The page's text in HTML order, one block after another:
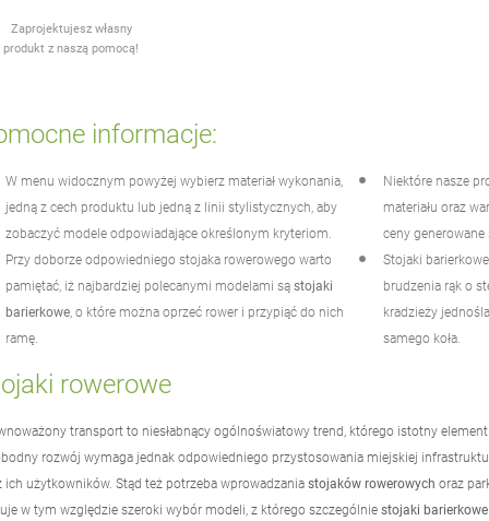
Zaprojektujesz własny
produkt z naszą pomocą!
informacje:
W menu widocznym powyżej wybierz materiał wykonania,
jedną z cech produktu lub jedną z linii stylistycznych, aby
zobaczyć modele odpowiadające określonym kryteriom.
Niektóre nasze
materiału oraz
ceny
Przy doborze odpowiedniego stojaka rowerowego warto
pamiętać, iż najbardziej polecanymi modelami są stojaki
barierkowe, o które można oprzeć rower i przypiąć do nich
ramę.
Stojaki
brudzenia rąk o
kradzieży
samego koła.
rowerowe
transport to niesłabnący ogólnoświatowy trend, którego istotny
rozwój wymaga jednak odpowiedniego przystosowania miejskiej
ich użytkowników. Stąd też potrzeba wprowadzania stojaków rowerowych oraz
w tym względzie szeroki wybór modeli, z którego szczególnie stojaki barierkowe